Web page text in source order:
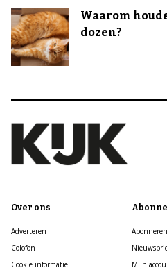
Waarom
dozen?
Over ons
Adverteren
Colofon
Cookie informatie
Abonneren
Mijn